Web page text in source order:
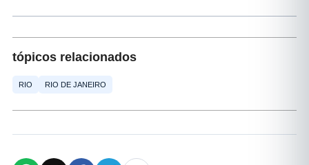
tópicos relacionados
RIO RIO DE JANEIRO